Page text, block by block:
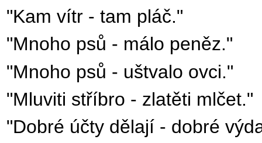
"Kam vítr - tam pláč."
"Mnoho psů - málo peněz."
"Mnoho psů - uštvalo ovci."
"Mluviti stříbro - zlatěti mlčet."
"Dobré účty dělají - dobré